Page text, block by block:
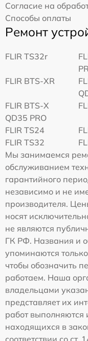
Согласие на
Способы оплаты
Ремонт
FLIR TS32r
FLIR BTS-XR
FLIR BTS-X
QD35 PRO
FLIR TS24
FLIR TS32
Мы занимаемся
обслуживанием
гарантийного
независимо и не
производителя.
носят
не являются
ГК РФ. Названия и
упоминаются
чтобы обозначить
работаем. Наша
владельцами
представляет их
работ выполняются
находящихся в